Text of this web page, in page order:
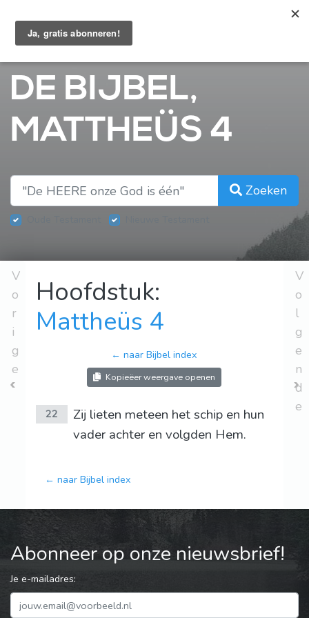
Bijbelhoek
DE BIJBEL,
MATTHEÜS 4
Zoeken
V
o
r
i
g
e
Hoofdstuk:
Mattheüs 4
← naar Bijbel index
Kopieëer weergave openen
22
Zij lieten meteen het schip en hun
vader achter en volgden Hem.
← naar Bijbel index
V
o
l
g
e
n
d
e
Abonneer op onze nieuwsbrief!
Je e-mailadres: